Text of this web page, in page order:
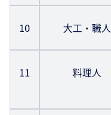
10 大工・職人
11 料理人